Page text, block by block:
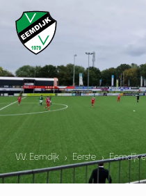
V.V. Eemdijk › Eerste › Eemdijk